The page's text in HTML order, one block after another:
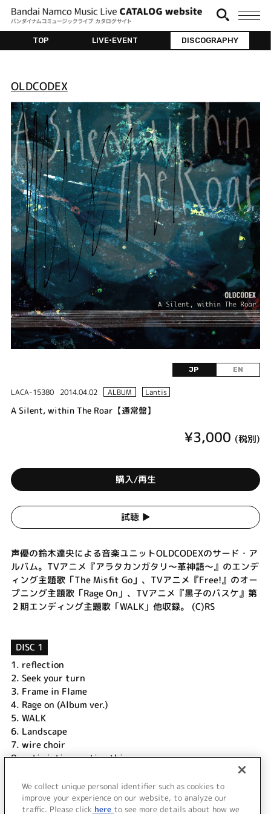
TOP LIVE•EVENT DISCOGRAPHY
OLDCODEX
JP EN
LACA-15380 2014.04.02 ALBUM Lantis
A Silent, within The Roar【通常盤】
¥3,000 (税別)
購入/再生
試聴 ▶︎
声優の鈴木達央による音楽ユニットOLDCODEXのサード・ア
ルバム。TVアニメ『アラタカンガタリ～革神語～』のエンデ
ィング主題歌「The Misfit Go」、TVアニメ『Free!』のオー
プニング主題歌「Rage On」、TVアニメ『黒子のバスケ』第
２期エンディング主題歌「WALK」他収録。 (C)RS
DISC 1
1. reflection
2. Seek your turn
3. Frame in Flame
4. Rage on (Album ver.)
5. WALK
6. Landscape
7. wire choir
8.optimistic negative thing
10.The Misfit Go (Album ver.)
11. How Affection
We collect unique personal identifier such as cookies to
improve your experience on our website, to analyze our
traffic. Please click here to see more details about how we